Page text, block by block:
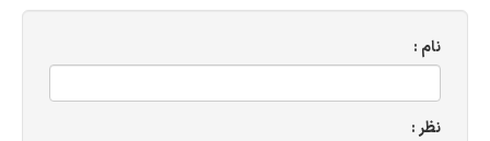
نام :
نظر :